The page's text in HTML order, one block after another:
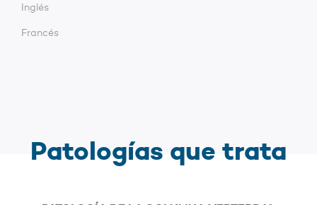
Inglés
Francés
Patologías que trata